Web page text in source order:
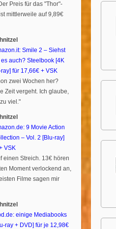
Preis für das "Thor"-
mittlerweile auf 9,89€
Smile 2 – Siehst
auch? Steelbook [4K
für 17,66€ + VSK
zwei Wochen her?
Zeit vergeht. Ich glaube,
viel."
9 Movie Action
– Vol. 2 [Blu-ray]
VSK
einen Streich. 13€ hören
Moment verlockend an,
Filme sagen mir
einige Mediabooks
ray + DVD] für je 12,98€